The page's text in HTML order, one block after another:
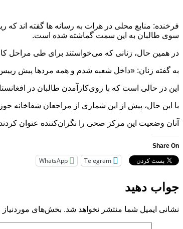
فرخنده: منابع محلی در هرات به رسانه ها گفته اند
سوی طالبان به این سمت گماشته شده است.
در همین حال، زنانی که می‌خواستند برای طی مراحل
به گفته زنان: «داخل شعبه شدم و همه مرد‌ها پیش
این در حالی است که با روی‌کارآمدن طالبان در
با این حال، پیش از این شماری از مراجعان شفاخانه
آنان وضعیت این مرکز صحی را نگران‌کننده عنوان کردند
Share On
Telegram
WhatsApp
جواب دهید
نشانی ایمیل شما منتشر نخواهد شد. بخش‌های